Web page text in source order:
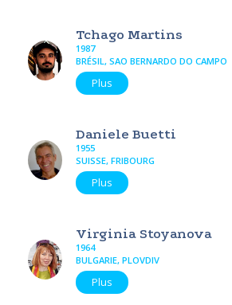
Tchago Martins
1987
BRÉSIL, SAO BERNARDO DO CAMPO
Plus
Daniele Buetti
1955
SUISSE, FRIBOURG
Plus
Virginia Stoyanova
1964
BULGARIE, PLOVDIV
Plus